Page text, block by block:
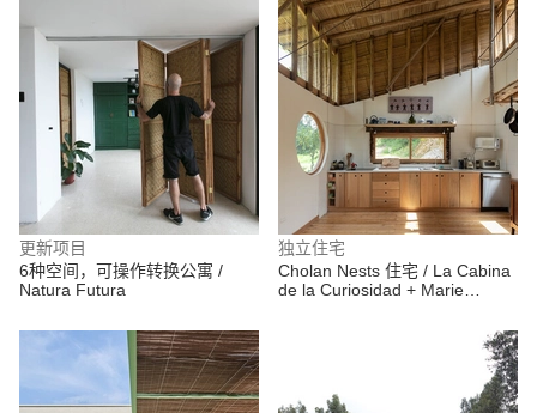
更新项目
6种空间，可操作转换公寓 /
Natura Futura
独立住宅
Cholan Nests 住宅 / La Cabina
de la Curiosidad + Marie